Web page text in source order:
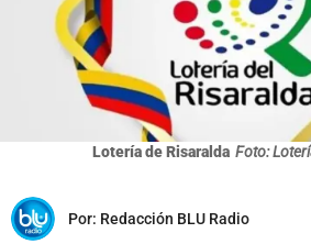
Lotería de Risaralda Foto:
Por: Redacción BLU Radio